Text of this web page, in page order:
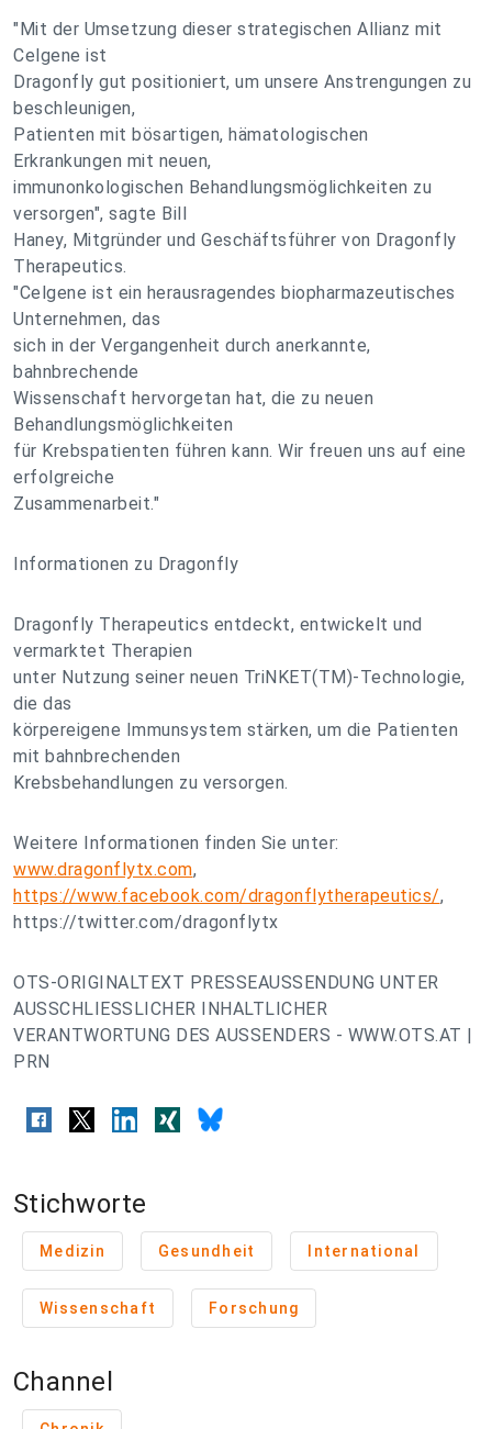
"Mit der Umsetzung dieser strategischen Allianz mit
Celgene ist
Dragonfly gut positioniert, um unsere Anstrengungen zu
beschleunigen,
Patienten mit bösartigen, hämatologischen
Erkrankungen mit neuen,
immunonkologischen Behandlungsmöglichkeiten zu
versorgen", sagte Bill
Haney, Mitgründer und Geschäftsführer von Dragonfly
Therapeutics.
"Celgene ist ein herausragendes biopharmazeutisches
Unternehmen, das
sich in der Vergangenheit durch anerkannte,
bahnbrechende
Wissenschaft hervorgetan hat, die zu neuen
Behandlungsmöglichkeiten
für Krebspatienten führen kann. Wir freuen uns auf eine
erfolgreiche
Zusammenarbeit."
Informationen zu Dragonfly
Dragonfly Therapeutics entdeckt, entwickelt und
vermarktet Therapien
unter Nutzung seiner neuen TriNKET(TM)-Technologie,
die das
körpereigene Immunsystem stärken, um die Patienten
mit bahnbrechenden
Krebsbehandlungen zu versorgen.
Weitere Informationen finden Sie unter:
www.dragonflytx.com,
https://www.facebook.com/dragonflytherapeutics/,
https://twitter.com/dragonflytx
OTS-ORIGINALTEXT PRESSEAUSSENDUNG UNTER
AUSSCHLIESSLICHER INHALTLICHER
VERANTWORTUNG DES AUSSENDERS - WWW.OTS.AT |
PRN
Stichworte
Medizin Gesundheit International
Wissenschaft Forschung
Channel